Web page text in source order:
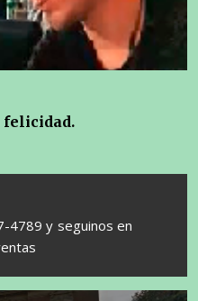
felicidad.
4789 y seguinos en